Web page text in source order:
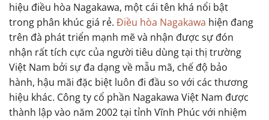
hiệu điều hòa Nagakawa, một cái tên khá nổi bật
trong phân khúc giá rẻ. Điều hòa Nagakawa hiện đang
trên đà phát triển mạnh mẽ và nhận được sự đón
nhận rất tích cực của người tiêu dùng tại thị trường
Việt Nam bởi sự đa dạng về mẫu mã, chế độ bảo
hành, hậu mãi đặc biệt luôn đi đầu so với các thương
hiệu khác. Công ty cổ phần Nagakawa Việt Nam được
thành lập vào năm 2002 tại tỉnh Vĩnh Phúc với nhiệm